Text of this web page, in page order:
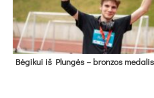
Bė­gi­kui iš Plun­gės – bron­zos me­da­lis